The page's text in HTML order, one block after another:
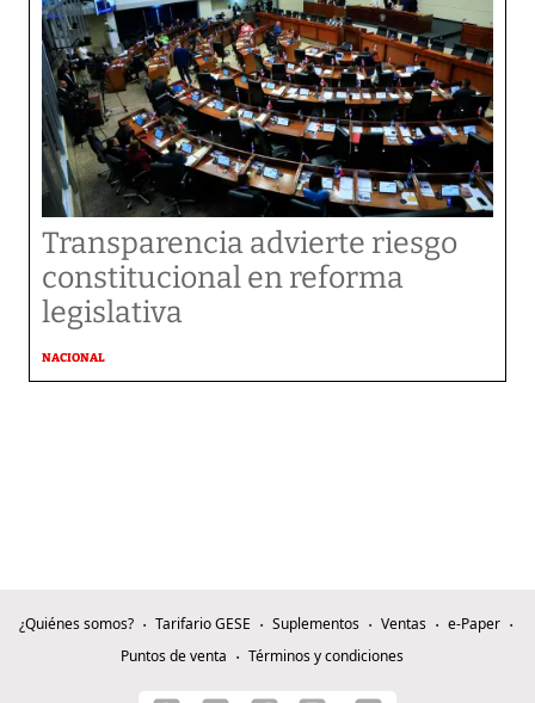
Transparencia advierte riesgo
constitucional en reforma
legislativa
NACIONAL
¿Quiénes somos? Tarifario GESE Suplementos Ventas
e-Paper
Puntos de venta
Términos y condiciones